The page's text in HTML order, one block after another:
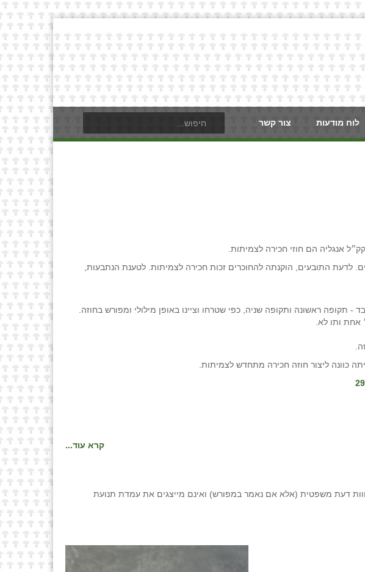
לוח מודעות צור קשר
לדעת התובעים, הוקנתה להחוכרים זכות חכירה לצמיתות. לטענת הנתבעות,
ראשונה ותקופה שניה, כפי שטרחו וציינו באופן מילולי ומפורש בחוזה.
אחת ותו לא.
כוונה ליצור חוזה חכירה מתחדש לצמיתות.
קרא עוד...
דעת משפטית (אלא אם נאמר במפורש) ואינם מייצגים את עמדת תנועת